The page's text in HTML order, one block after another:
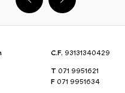
C.F. 93131340429
T 071 9951621
F 071 9951634